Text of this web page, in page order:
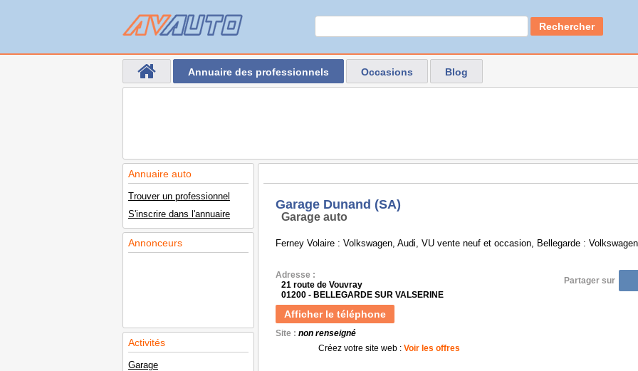
Rechercher
Annuaire des professionnels Occasions Blog
Annuaire auto
Trouver un professionnel
S'inscrire dans l'annuaire
Annonceurs
Activités
Garage
Garage Dunand (SA)
Garage auto
Ferney Volaire : Volkswagen, Audi, VU vente neuf et occasion, Bellegarde :
Adresse :
21 route de Vouvray
01200 - BELLEGARDE SUR VALSERINE
Afficher le téléphone
Site : non renseigné
Créez votre site web : Voir les offres
Partager sur